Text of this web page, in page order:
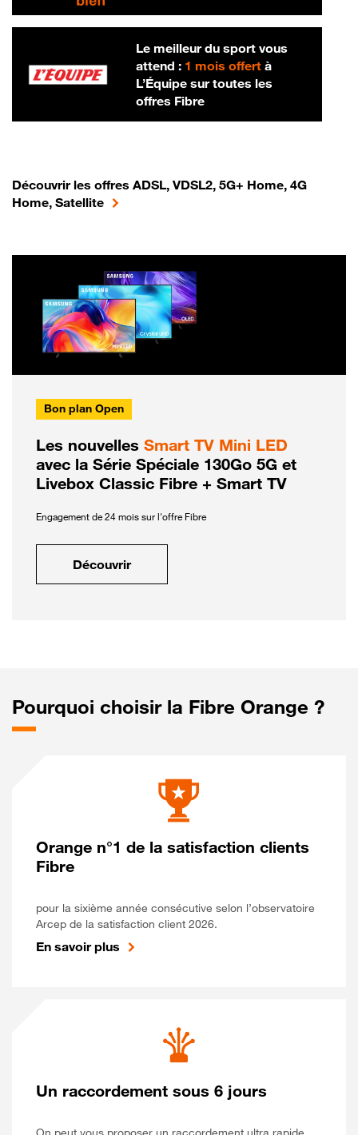
Le meilleur du sport vous
attend : 1 mois offertà
L’Équipe sur toutes les
offres Fibre
Découvrir les offres ADSL, VDSL2, 5G+ Home, 4G
Home, Satellite
Bon plan Open
Les nouvelles Smart TV Mini LED
avec la Série Spéciale 130Go 5G et
Livebox Classic Fibre + Smart TV
Engagement de 24 mois sur l'offre Fibre
Découvrir
Pourquoi choisir la Fibre Orange ?
Orange n°1 de la satisfaction clients
Fibre
pour la sixième année consécutive selon l’observatoire
Arcep de la satisfaction client 2026.
En savoir plus
Un raccordement sous 6 jours